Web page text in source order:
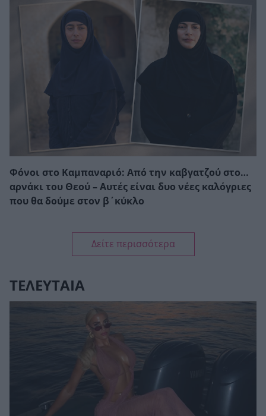
Φόνοι στο Καμπαναριό: Από την καβγατζού στο…
αρνάκι του Θεού – Αυτές είναι δυο νέες καλόγριες
που θα δούμε στον β΄κύκλο
Δείτε περισσότερα
ΤΕΛΕΥΤΑΙΑ